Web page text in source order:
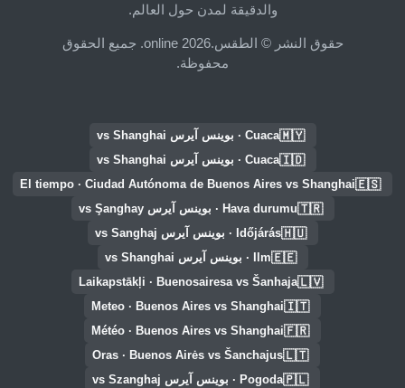
والدقيقة لمدن حول العالم.
حقوق النشر © الطقس.online 2026. جميع الحقوق
محفوظة.
🇲🇾Cuaca · بوينس آيرس vs Shanghai
🇮🇩Cuaca · بوينس آيرس vs Shanghai
🇪🇸
El tiempo · Ciudad Autónoma de Buenos Aires vs Shanghai
🇹🇷Hava durumu · بوينس آيرس vs Şanghay
🇭🇺Időjárás · بوينس آيرس vs Sanghaj
🇪🇪Ilm · بوينس آيرس vs Shanghai
🇱🇻
Laikapstākļi · Buenosairesa vs Šanhaja
🇮🇹
Meteo · Buenos Aires vs Shanghai
🇫🇷
Météo · Buenos Aires vs Shanghai
🇱🇹
Oras · Buenos Airės vs Šanchajus
🇵🇱Pogoda · بوينس آيرس vs Szanghaj